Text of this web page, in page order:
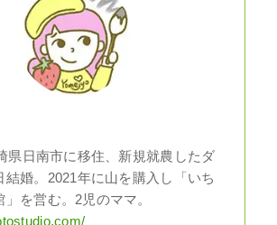
県日南市に移住、新規就農したダ
結婚。2021年に山を購入し「いち
」を営む。2児のママ。